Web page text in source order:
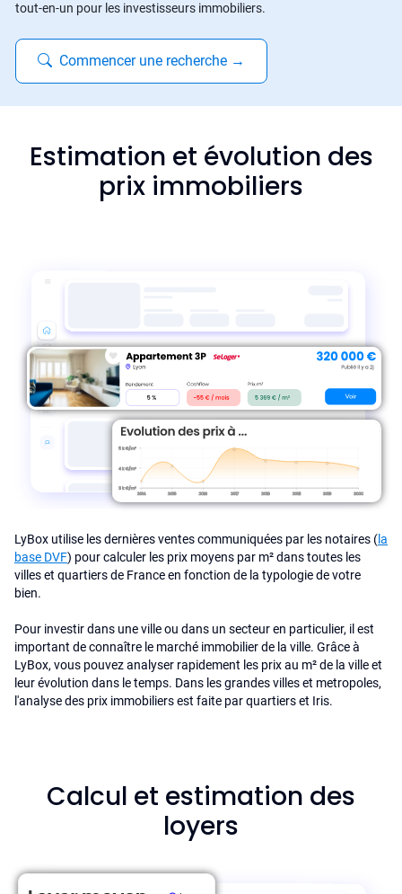
tout-en-un pour les investisseurs immobiliers.
Commencer une recherche →
Estimation et évolution des
prix immobiliers
LyBox utilise les dernières ventes communiquées par les notaires (la
base DVF) pour calculer les prix moyens par m² dans toutes les
villes et quartiers de France en fonction de la typologie de votre
bien.
Pour investir dans une ville ou dans un secteur en particulier, il est
important de connaître le marché immobilier de la ville. Grâce à
LyBox, vous pouvez analyser rapidement les prix au m² de la ville et
leur évolution dans le temps. Dans les grandes villes et metropoles,
l'analyse des prix immobiliers est faite par quartiers et Iris.
Calcul et estimation des
loyers